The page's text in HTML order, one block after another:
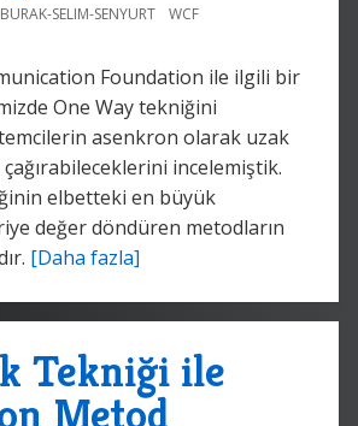
BURAK-SELIM-SENYURT WCF
Foundation ile ilgili bir
One Way tekniğini
asenkron olarak uzak
çağırabileceklerini incelemiştik.
elbetteki en büyük
değer döndüren metodların
[Daha fazla]
Tekniği ile
Metod